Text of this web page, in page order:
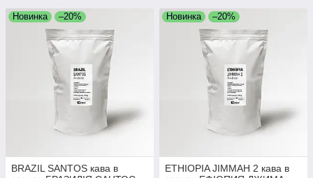
Новинка –20%
BRAZIL SANTOS кава в
Новинка –20%
ETHIOPIA JIMMAH 2 кава в